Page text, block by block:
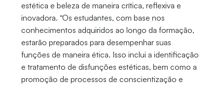
estética e beleza de maneira crítica, reflexiva e
inovadora. “Os estudantes, com base nos
conhecimentos adquiridos ao longo da formação,
estarão preparados para desempenhar suas
funções de maneira ética. Isso inclui a identificação
e tratamento de disfunções estéticas, bem como a
promoção de processos de conscientização e